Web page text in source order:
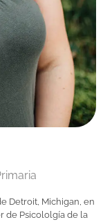
Detroit, Michigan, en
de Psicololgía de la